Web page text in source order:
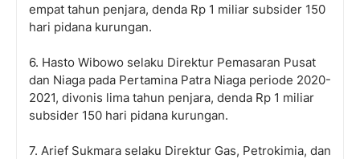
empat tahun penjara, denda Rp 1 miliar subsider 150
hari pidana kurungan.
6. Hasto Wibowo selaku Direktur Pemasaran Pusat
dan Niaga pada Pertamina Patra Niaga periode 2020-
2021, divonis lima tahun penjara, denda Rp 1 miliar
subsider 150 hari pidana kurungan.
7. Arief Sukmara selaku Direktur Gas, Petrokimia, dan